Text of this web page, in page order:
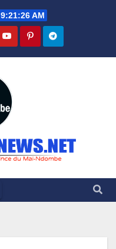
9:21:27 AM